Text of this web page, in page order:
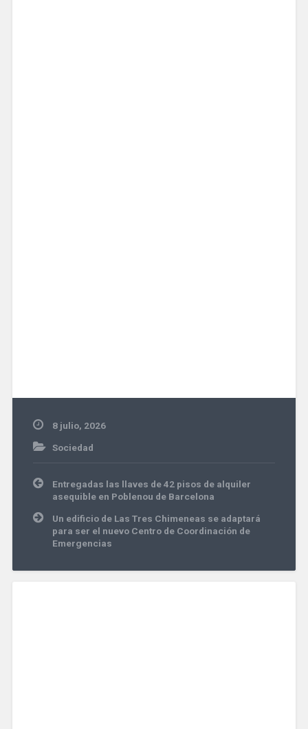
8 julio, 2026
Sociedad
Navegación
de
entradas
Entregadas las llaves de 42 pisos de alquiler
asequible en Poblenou de Barcelona
Un edificio de Las Tres Chimeneas se adaptará
para ser el nuevo Centro de Coordinación de
Emergencias